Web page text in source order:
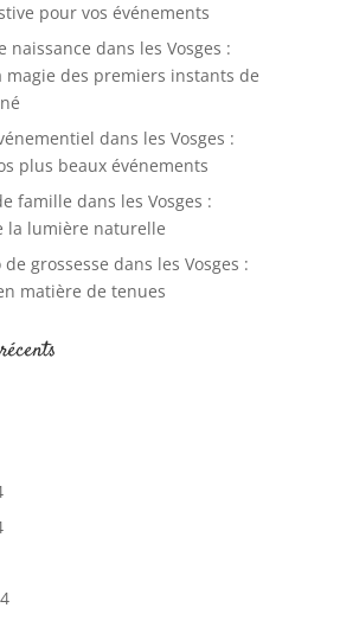
pour vos événements
naissance dans les Vosges :
magie des premiers instants de
dans les Vosges :
plus beaux événements
famille dans les Vosges :
la lumière naturelle
grossesse dans les Vosges :
matière de tenues